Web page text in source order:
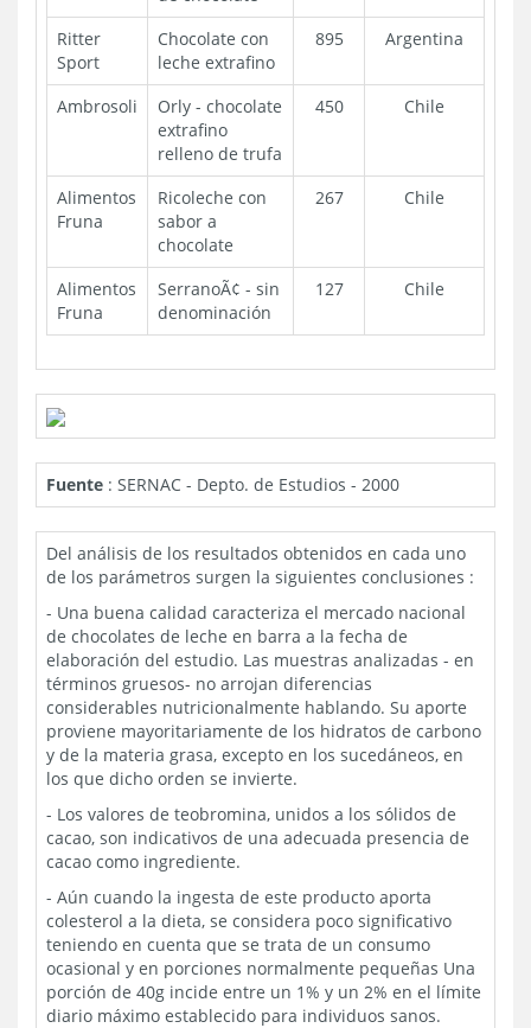
Ritter
Sport
Chocolate con
leche extrafino
895 Argentina
Ambrosoli
Orly - chocolate
extrafino
relleno de trufa
450 Chile
Alimentos
Fruna
Ricoleche con
sabor a
chocolate
267 Chile
Alimentos
Fruna
SerranoÃ¢ - sin
denominación
127 Chile
Fuente : SERNAC - Depto. de Estudios - 2000
Del análisis de los resultados obtenidos en cada uno
de los parámetros surgen la siguientes conclusiones :
- Una buena calidad caracteriza el mercado nacional
de chocolates de leche en barra a la fecha de
elaboración del estudio. Las muestras analizadas - en
términos gruesos- no arrojan diferencias
considerables nutricionalmente hablando. Su aporte
proviene mayoritariamente de los hidratos de carbono
y de la materia grasa, excepto en los sucedáneos, en
los que dicho orden se invierte.
- Los valores de teobromina, unidos a los sólidos de
cacao, son indicativos de una adecuada presencia de
cacao como ingrediente.
- Aún cuando la ingesta de este producto aporta
colesterol a la dieta, se considera poco significativo
teniendo en cuenta que se trata de un consumo
ocasional y en porciones normalmente pequeñas Una
porción de 40g incide entre un 1% y un 2% en el límite
diario máximo establecido para individuos sanos.